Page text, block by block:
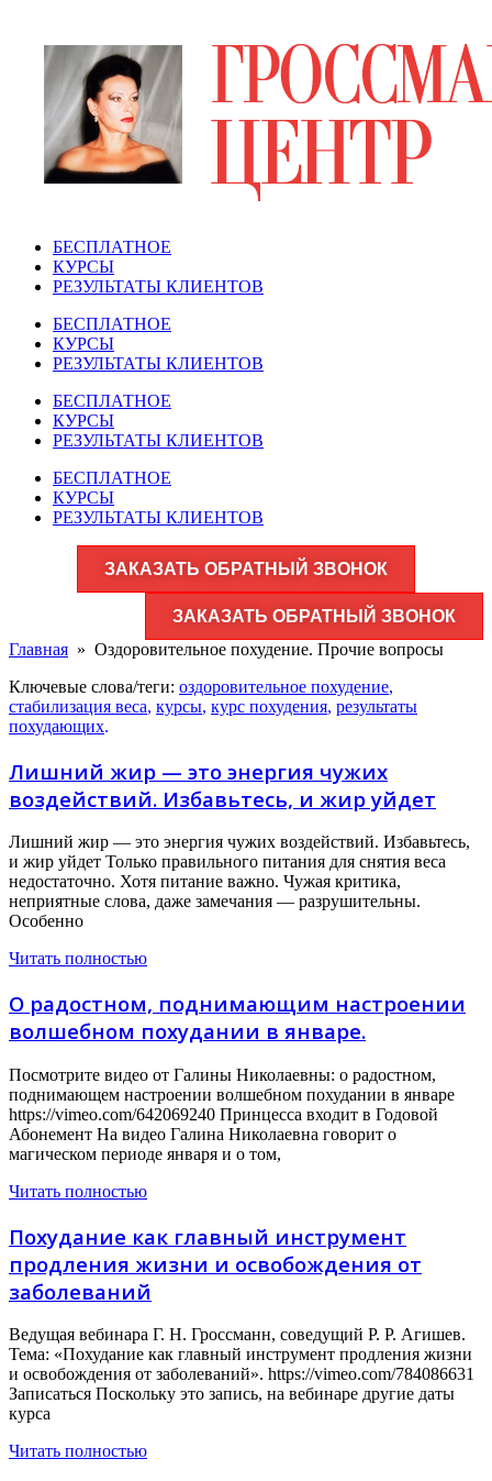
содержимому
БЕСПЛАТНОЕ
КУРСЫ
РЕЗУЛЬТАТЫ КЛИЕНТОВ
БЕСПЛАТНОЕ
КУРСЫ
РЕЗУЛЬТАТЫ КЛИЕНТОВ
БЕСПЛАТНОЕ
КУРСЫ
РЕЗУЛЬТАТЫ КЛИЕНТОВ
БЕСПЛАТНОЕ
КУРСЫ
РЕЗУЛЬТАТЫ КЛИЕНТОВ
ЗАКАЗАТЬ ОБРАТНЫЙ ЗВОНОК
ЗАКАЗАТЬ ОБРАТНЫЙ ЗВОНОК
Главная » Оздоровительное похудение. Прочие вопросы
Ключевые слова/теги: оздоровительное похудение,
стабилизация веса, курсы, курс похудения, результаты
похудающих.
Лишний жир — это энергия чужих
воздействий. Избавьтесь, и жир уйдет
Лишний жир — это энергия чужих воздействий. Избавьтесь,
и жир уйдет Только правильного питания для снятия веса
недостаточно. Хотя питание важно. Чужая критика,
неприятные слова, даже замечания — разрушительны.
Особенно
Читать полностью
О радостном, поднимающим настроении
волшебном похудании в январе.
Посмотрите видео от Галины Николаевны: о радостном,
поднимающем настроении волшебном похудании в январе
https://vimeo.com/642069240 Принцесса входит в Годовой
Абонемент На видео Галина Николаевна говорит о
магическом периоде января и о том,
Читать полностью
Похудание как главный инструмент
продления жизни и освобождения от
заболеваний
Ведущая вебинара Г. Н. Гроссманн, соведущий Р. Р. Агишев.
Тема: «Похудание как главный инструмент продления жизни
и освобождения от заболеваний». https://vimeo.com/784086631
Записаться Поскольку это запись, на вебинаре другие даты
курса
Читать полностью